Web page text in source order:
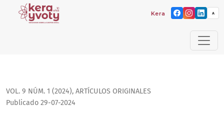
Kera yvoty: reflexiones
A
Paraguay en la encrucijada: avances y retrocesos en la
VOL. 9 NÚM. 1 (2024), ARTÍCULOS ORIGINALES
Publicado 29-07-2024